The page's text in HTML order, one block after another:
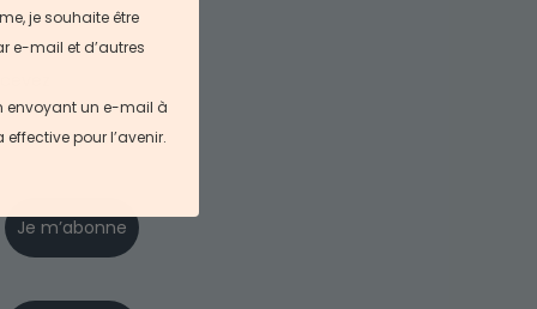
ne sont pas
Je m’abonne
je souhaite être
e-mail et d’autres
envoyant un e-mail à
pour l’avenir.